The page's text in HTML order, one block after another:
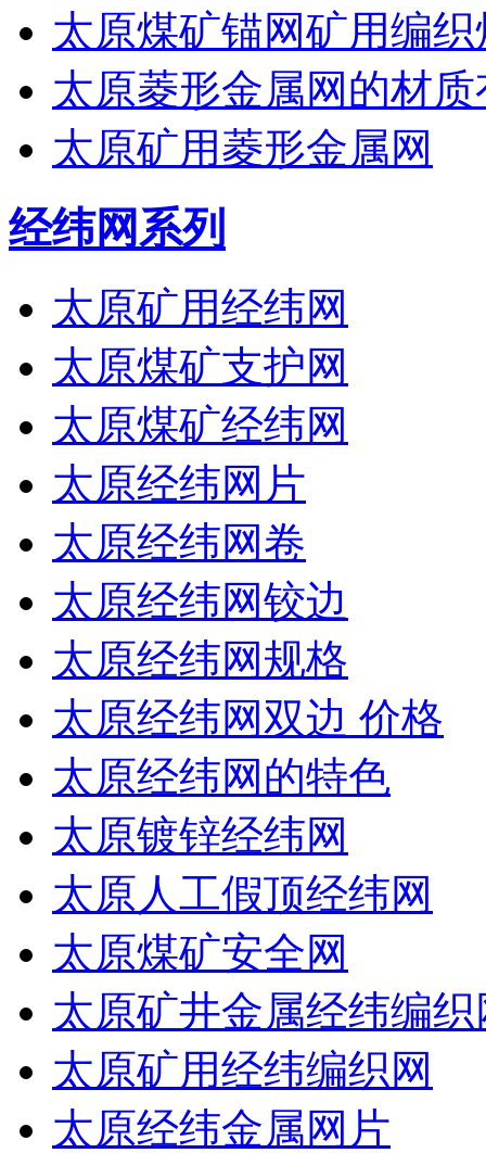
太原煤矿锚网矿用编
太原菱形金属网的材质
太原矿用菱形金属网
经纬网系列
太原矿用经纬网
太原煤矿支护网
太原煤矿经纬网
太原经纬网片
太原经纬网卷
太原经纬网铰边
太原经纬网规格
太原经纬网双边 价格
太原经纬网的特色
太原镀锌经纬网
太原人工假顶经纬网
太原煤矿安全网
太原矿井金属经纬编织
太原矿用经纬编织网
太原经纬金属网片